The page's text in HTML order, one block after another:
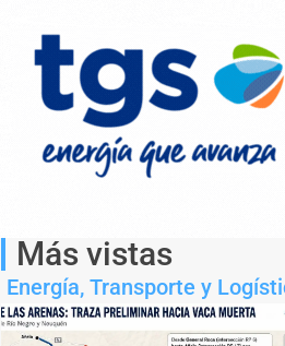
Más vistas
Energía, Transporte y